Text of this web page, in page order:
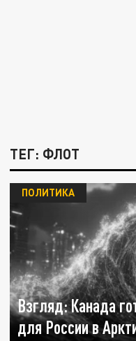
ТЕГ: ФЛОТ
Взгляд: Канада
для России в
ПОЛИТИКА